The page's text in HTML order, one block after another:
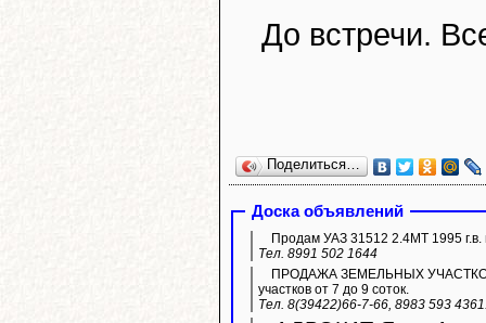
До встречи.
Поделиться…
Доска объявлений
Продам УАЗ 31512 2.4МТ 1995 г.в.
Тел. 8991 502 1644
ПРОДАЖА ЗЕМЕЛЬНЫХ УЧАСТКОВ
участков от 7 до 9 соток.
Тел. 8(39422)66-7-66, 8983 593